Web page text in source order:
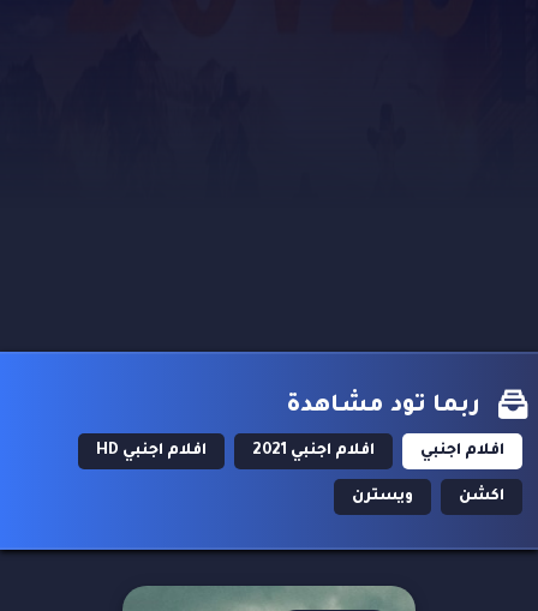
ربما تود مشاهدة
افلام اجنبي افلام اجنبي 2021 افلام اجنبي HD
اكشن ويسترن